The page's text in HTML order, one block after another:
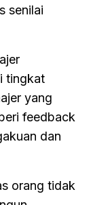
senilai
tingkat
yang
feedback
dan
orang tidak